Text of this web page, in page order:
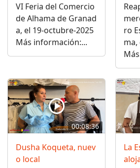
VI Feria del Comercio
de Alhama de Granad
a, el 19-octubre-2025
Más información:...
ro
ma,
00:08:36
Dusha Koqueta, nuev
o local
La